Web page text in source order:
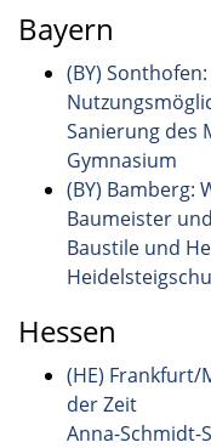
Bayern
(BY)
Sanierung des
Gymnasium
(BY) Bamberg:
Baumeister
Baustile und
Hessen
(HE) Frankfurt/
der Zeit
Anna-Schmidt-